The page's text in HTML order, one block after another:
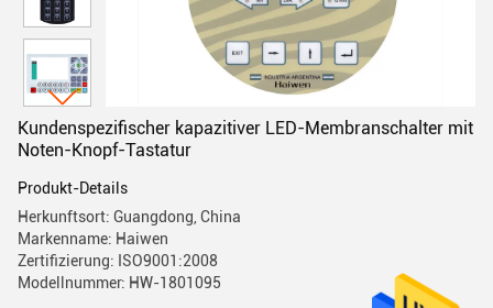
Kundenspezifischer kapazitiver LED-Membranschalter mit
Noten-Knopf-Tastatur
Produkt-Details
Herkunftsort: Guangdong, China
Markenname: Haiwen
Zertifizierung: ISO9001:2008
Modellnummer: HW-1801095